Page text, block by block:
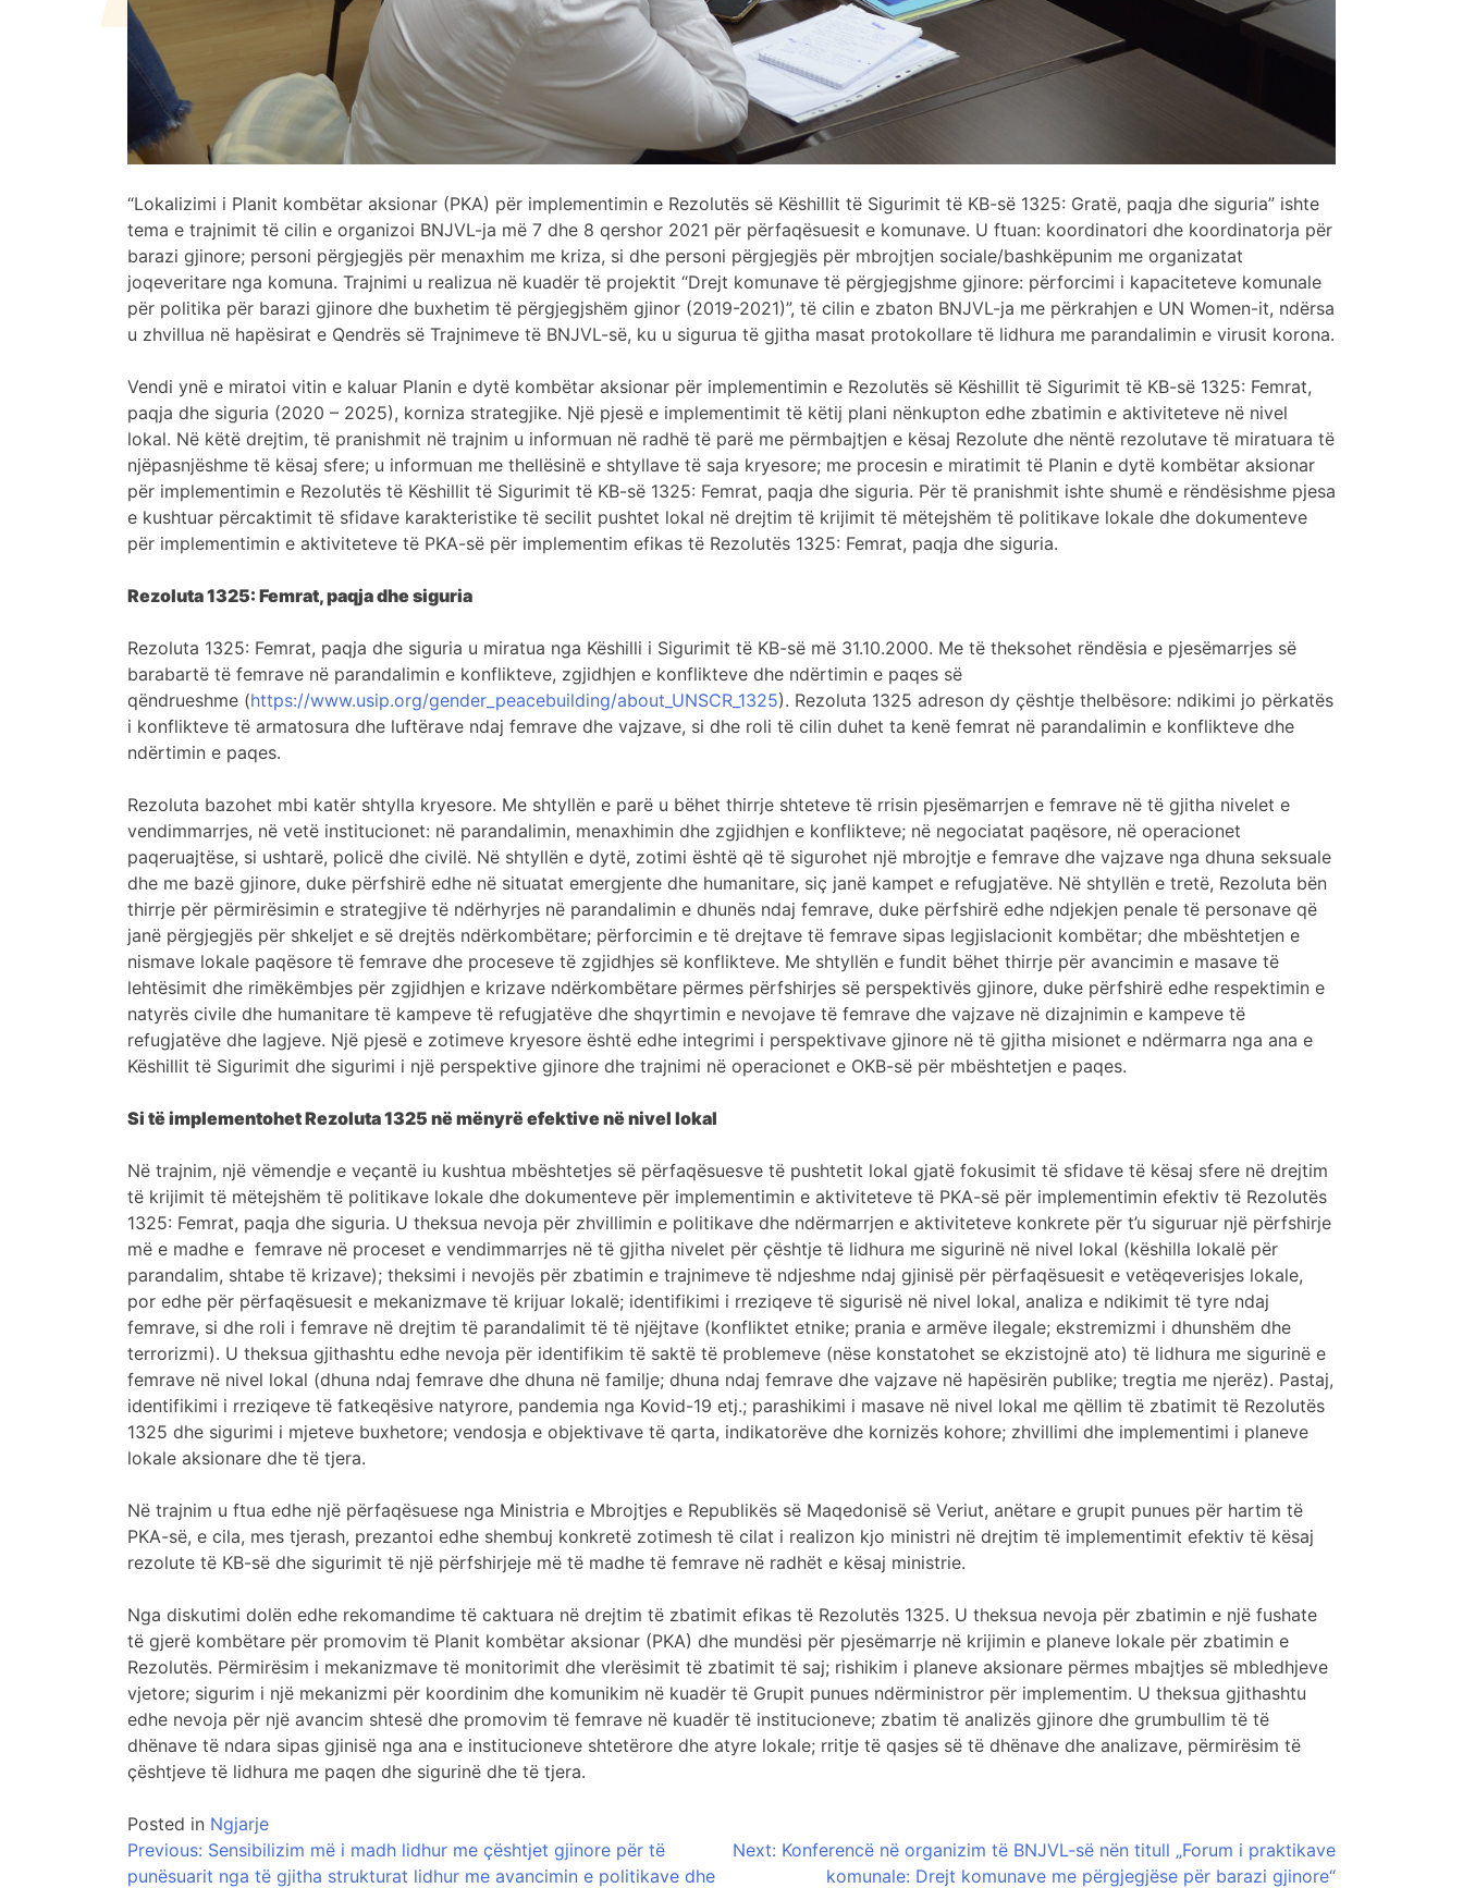
“Lokalizimi i Planit kombëtar aksionar (PKA) për implementimin e Rezolutës së Këshillit të Sigurimit të KB-së 1325: Gratë, paqja dhe siguria” ishte
tema e trajnimit të cilin e organizoi BNJVL-ja më 7 dhe 8 qershor 2021 për përfaqësuesit e komunave. U ftuan: koordinatori dhe koordinatorja për
barazi gjinore; personi përgjegjës për menaxhim me kriza, si dhe personi përgjegjës për mbrojtjen sociale/bashkëpunim me organizatat
joqeveritare nga komuna. Trajnimi u realizua në kuadër të projektit “Drejt komunave të përgjegjshme gjinore: përforcimi i kapaciteteve komunale
për politika për barazi gjinore dhe buxhetim të përgjegjshëm gjinor (2019-2021)”, të cilin e zbaton BNJVL-ja me përkrahjen e UN Women-it, ndërsa
u zhvillua në hapësirat e Qendrës së Trajnimeve të BNJVL-së, ku u sigurua të gjitha masat protokollare të lidhura me parandalimin e virusit korona.
Vendi ynë e miratoi vitin e kaluar Planin e dytë kombëtar aksionar për implementimin e Rezolutës së Këshillit të Sigurimit të KB-së 1325: Femrat,
paqja dhe siguria (2020 – 2025), korniza strategjike. Një pjesë e implementimit të këtij plani nënkupton edhe zbatimin e aktiviteteve në nivel
lokal. Në këtë drejtim, të pranishmit në trajnim u informuan në radhë të parë me përmbajtjen e kësaj Rezolute dhe nëntë rezolutave të miratuara të
njëpasnjëshme të kësaj sfere; u informuan me thellësinë e shtyllave të saja kryesore; me procesin e miratimit të Planin e dytë kombëtar aksionar
për implementimin e Rezolutës të Këshillit të Sigurimit të KB-së 1325: Femrat, paqja dhe siguria. Për të pranishmit ishte shumë e rëndësishme pjesa
e kushtuar përcaktimit të sfidave karakteristike të secilit pushtet lokal në drejtim të krijimit të mëtejshëm të politikave lokale dhe dokumenteve
për implementimin e aktiviteteve të PKA-së për implementim efikas të Rezolutës 1325: Femrat, paqja dhe siguria.
Rezoluta 1325: Femrat, paqja dhe siguria
Rezoluta 1325: Femrat, paqja dhe siguria u miratua nga Këshilli i Sigurimit të KB-së më 31.10.2000. Me të theksohet rëndësia e pjesëmarrjes së
barabartë të femrave në parandalimin e konflikteve, zgjidhjen e konflikteve dhe ndërtimin e paqes së
qëndrueshme (https://www.usip.org/gender_peacebuilding/about_UNSCR_1325). Rezoluta 1325 adreson dy çështje thelbësore: ndikimi jo përkatës
i konflikteve të armatosura dhe luftërave ndaj femrave dhe vajzave, si dhe roli të cilin duhet ta kenë femrat në parandalimin e konflikteve dhe
ndërtimin e paqes.
Rezoluta bazohet mbi katër shtylla kryesore. Me shtyllën e parë u bëhet thirrje shteteve të rrisin pjesëmarrjen e femrave në të gjitha nivelet e
vendimmarrjes, në vetë institucionet: në parandalimin, menaxhimin dhe zgjidhjen e konflikteve; në negociatat paqësore, në operacionet
paqeruajtëse, si ushtarë, policë dhe civilë. Në shtyllën e dytë, zotimi është që të sigurohet një mbrojtje e femrave dhe vajzave nga dhuna seksuale
dhe me bazë gjinore, duke përfshirë edhe në situatat emergjente dhe humanitare, siç janë kampet e refugjatëve. Në shtyllën e tretë, Rezoluta bën
thirrje për përmirësimin e strategjive të ndërhyrjes në parandalimin e dhunës ndaj femrave, duke përfshirë edhe ndjekjen penale të personave që
janë përgjegjës për shkeljet e së drejtës ndërkombëtare; përforcimin e të drejtave të femrave sipas legjislacionit kombëtar; dhe mbështetjen e
nismave lokale paqësore të femrave dhe proceseve të zgjidhjes së konflikteve. Me shtyllën e fundit bëhet thirrje për avancimin e masave të
lehtësimit dhe rimëkëmbjes për zgjidhjen e krizave ndërkombëtare përmes përfshirjes së perspektivës gjinore, duke përfshirë edhe respektimin e
natyrës civile dhe humanitare të kampeve të refugjatëve dhe shqyrtimin e nevojave të femrave dhe vajzave në dizajnimin e kampeve të
refugjatëve dhe lagjeve. Një pjesë e zotimeve kryesore është edhe integrimi i perspektivave gjinore në të gjitha misionet e ndërmarra nga ana e
Këshillit të Sigurimit dhe sigurimi i një perspektive gjinore dhe trajnimi në operacionet e OKB-së për mbështetjen e paqes.
Si të implementohet Rezoluta 1325 në mënyrë efektive në nivel lokal
Në trajnim, një vëmendje e veçantë iu kushtua mbështetjes së përfaqësuesve të pushtetit lokal gjatë fokusimit të sfidave të kësaj sfere në drejtim
të krijimit të mëtejshëm të politikave lokale dhe dokumenteve për implementimin e aktiviteteve të PKA-së për implementimin efektiv të Rezolutës
1325: Femrat, paqja dhe siguria. U theksua nevoja për zhvillimin e politikave dhe ndërmarrjen e aktiviteteve konkrete për t’u siguruar një përfshirje
më e madhe e femrave në proceset e vendimmarrjes në të gjitha nivelet për çështje të lidhura me sigurinë në nivel lokal (këshilla lokalë për
parandalim, shtabe të krizave); theksimi i nevojës për zbatimin e trajnimeve të ndjeshme ndaj gjinisë për përfaqësuesit e vetëqeverisjes lokale,
por edhe për përfaqësuesit e mekanizmave të krijuar lokalë; identifikimi i rreziqeve të sigurisë në nivel lokal, analiza e ndikimit të tyre ndaj
femrave, si dhe roli i femrave në drejtim të parandalimit të të njëjtave (konfliktet etnike; prania e armëve ilegale; ekstremizmi i dhunshëm dhe
terrorizmi). U theksua gjithashtu edhe nevoja për identifikim të saktë të problemeve (nëse konstatohet se ekzistojnë ato) të lidhura me sigurinë e
femrave në nivel lokal (dhuna ndaj femrave dhe dhuna në familje; dhuna ndaj femrave dhe vajzave në hapësirën publike; tregtia me njerëz). Pastaj,
identifikimi i rreziqeve të fatkeqësive natyrore, pandemia nga Kovid-19 etj.; parashikimi i masave në nivel lokal me qëllim të zbatimit të Rezolutës
1325 dhe sigurimi i mjeteve buxhetore; vendosja e objektivave të qarta, indikatorëve dhe kornizës kohore; zhvillimi dhe implementimi i planeve
lokale aksionare dhe të tjera.
Në trajnim u ftua edhe një përfaqësuese nga Ministria e Mbrojtjes e Republikës së Maqedonisë së Veriut, anëtare e grupit punues për hartim të
PKA-së, e cila, mes tjerash, prezantoi edhe shembuj konkretë zotimesh të cilat i realizon kjo ministri në drejtim të implementimit efektiv të kësaj
rezolute të KB-së dhe sigurimit të një përfshirjeje më të madhe të femrave në radhët e kësaj ministrie.
Nga diskutimi dolën edhe rekomandime të caktuara në drejtim të zbatimit efikas të Rezolutës 1325. U theksua nevoja për zbatimin e një fushate
të gjerë kombëtare për promovim të Planit kombëtar aksionar (PKA) dhe mundësi për pjesëmarrje në krijimin e planeve lokale për zbatimin e
Rezolutës. Përmirësim i mekanizmave të monitorimit dhe vlerësimit të zbatimit të saj; rishikim i planeve aksionare përmes mbajtjes së mbledhjeve
vjetore; sigurim i një mekanizmi për koordinim dhe komunikim në kuadër të Grupit punues ndërministror për implementim. U theksua gjithashtu
edhe nevoja për një avancim shtesë dhe promovim të femrave në kuadër të institucioneve; zbatim të analizës gjinore dhe grumbullim të të
dhënave të ndara sipas gjinisë nga ana e institucioneve shtetërore dhe atyre lokale; rritje të qasjes së të dhënave dhe analizave, përmirësim të
çështjeve të lidhura me paqen dhe sigurinë dhe të tjera.
Posted in Ngjarje
Post
Previous: Sensibilizim më i madh lidhur me çështjet gjinore për të
punësuarit nga të gjitha strukturat lidhur me avancimin e politikave dhe
Next: Konferencë në organizim të BNJVL-së nën titull „Forum i praktikave
komunale: Drejt komunave me përgjegjëse për barazi gjinore“